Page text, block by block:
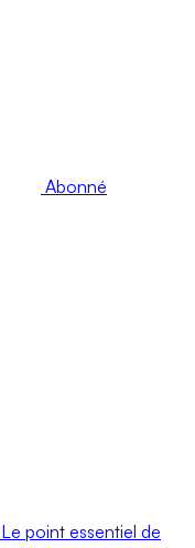
Abonné
point essentiel de